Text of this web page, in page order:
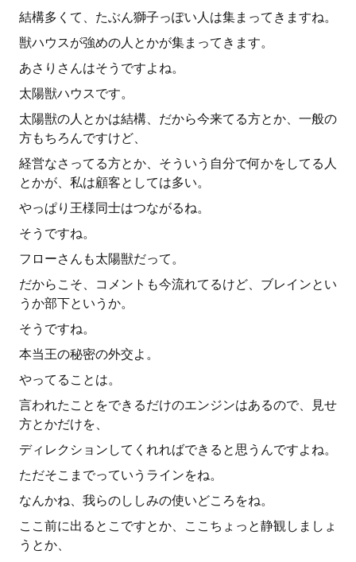
結構多くて、たぶん獅子っぽい人は集まってきますね。
獣ハウスが強めの人とかが集まってきます。
あさりさんはそうですよね。
太陽獣ハウスです。
太陽獣の人とかは結構、だから今来てる方とか、一般の
方もちろんですけど、
経営なさってる方とか、そういう自分で何かをしてる人
とかが、私は顧客としては多い。
やっぱり王様同士はつながるね。
そうですね。
フローさんも太陽獣だって。
だからこそ、コメントも今流れてるけど、ブレインとい
うか部下というか。
そうですね。
本当王の秘密の外交よ。
やってることは。
言われたことをできるだけのエンジンはあるので、見せ
方とかだけを、
ディレクションしてくれればできると思うんですよね。
ただそこまでっていうラインをね。
なんかね、我らのししみの使いどころをね。
ここ前に出るとこですとか、ここちょっと静観しましょ
うとか、